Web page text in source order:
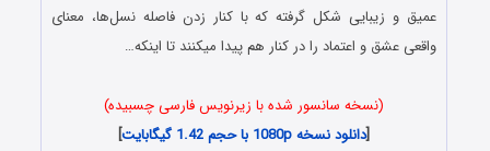
عمیق و زیبایی شکل گرفته که با کنار زدن فاصله نسل‌ها، معنای
واقعی عشق و اعتماد را در کنار هم پیدا میکنند تا اینکه…
(نسخه سانسور شده با زیرنویس فارسی چسبیده)
[دانلود نسخه 1080p با حجم 1.42 گیگابایت
]